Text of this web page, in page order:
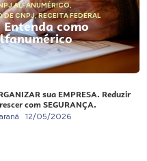
ALFANUMÉRICO,
DE CNPJ,RECEITA FEDERAL
como
sua EMPRESA. Reduzir
com SEGURANÇA.
12/05/2026